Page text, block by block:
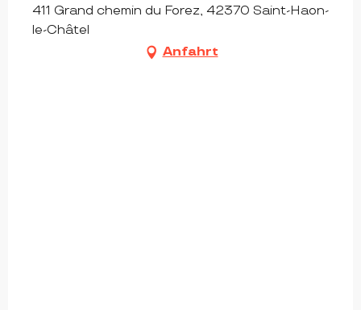
411 Grand chemin du Forez, 42370 Saint-Haon-
le-Châtel
Anfahrt